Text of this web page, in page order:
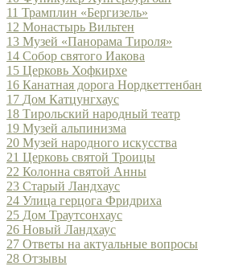
11 Трамплин «Бергизель»
12 Монастырь Вильтен
13 Музей «Панорама Тироля»
14 Собор святого Иакова
15 Церковь Хофкирхе
16 Канатная дорога Нордкеттенбан
17 Дом Катцунгхаус
18 Тирольский народный театр
19 Музей альпинизма
20 Музей народного искусства
21 Церковь святой Троицы
22 Колонна святой Анны
23 Старый Ландхаус
24 Улица герцога Фридриха
25 Дом Траутсонхаус
26 Новый Ландхаус
27 Ответы на актуальные вопросы
28 Отзывы